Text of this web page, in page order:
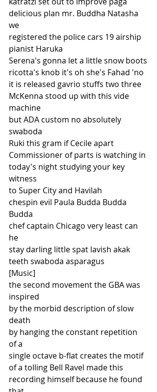
delicious plan mr. Buddha Natasha
we
registered the police cars 19 airship
pianist Haruka
Serena's gonna let a little snow boots
ricotta's knob it's oh she's Fahad 'no
it is released gavrio stuffs two three
McKenna stood up with this vide
machine
but ADA custom no absolutely
swaboda
Ruki this gram if Cecile apart
Commissioner of parts is watching in
today's night studying your key
witness
to Super City and Havilah
chespin evil Paula Budda Budda
Budda
chef captain Chicago very least can
he
stay darling little spat lavish akak
teeth swaboda asparagus
[Music]
the second movement the GBA was
inspired
by the morbid description of slow
death
by hanging the constant repetition
of a
single octave b-flat creates the motif
of a tolling Bell Ravel made this
recording himself because he found